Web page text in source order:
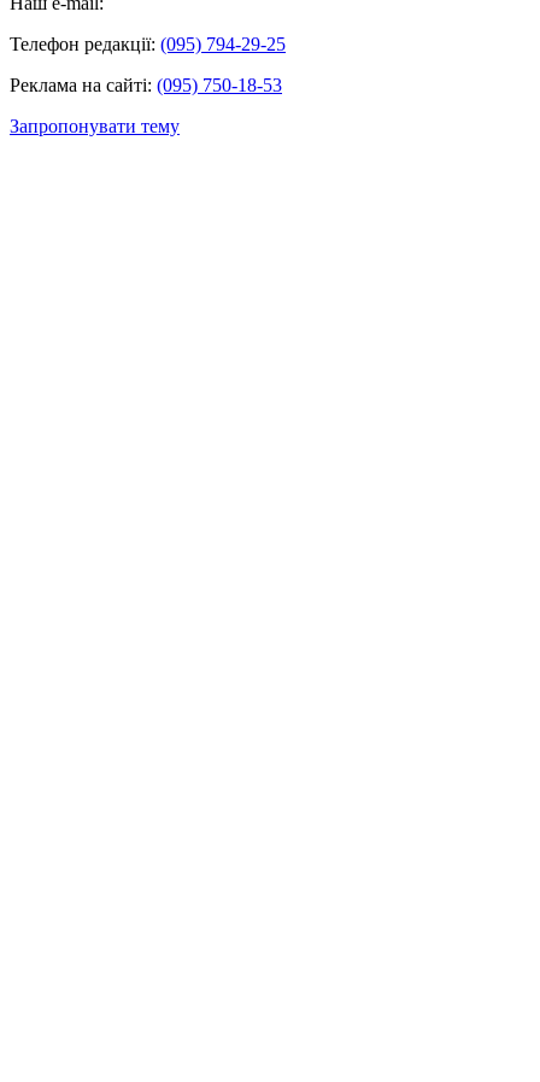
Телефон редакції: (095) 794-29-25
Реклама на сайті: (095) 750-18-53
Запропонувати тему